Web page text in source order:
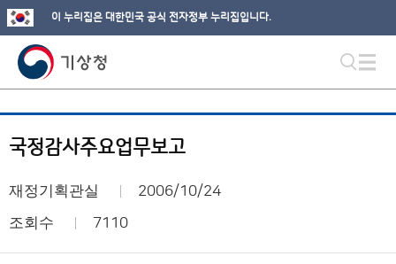
이 누리집은 대한민국 공식 전자정부 누리집입니다.
국정감사주요업무보고
재정기획관실 2006/10/24
조회수 7110